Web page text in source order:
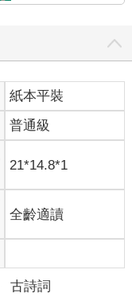
紙本平裝
普通級
21*14.8*1
全齡適讀
古詩詞